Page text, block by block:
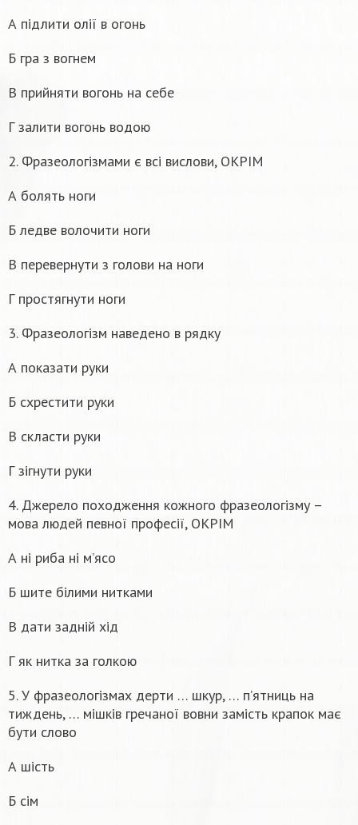
А підлити олії в огонь
Б гра з вогнем
В прийняти вогонь на себе
Г залити вогонь водою
2. Фразеологізмами є всі вислови, ОКРІМ
А болять ноги
Б ледве волочити ноги
В перевернути з голови на ноги
Г простягнути ноги
3. Фразеологізм наведено в рядку
А показати руки
Б схрестити руки
В скласти руки
Г зігнути руки
4. Джерело походження кожного фразеологізму –
мова людей певної професії, ОКРІМ
А ні риба ні м’ясо
Б шите білими нитками
В дати задній хід
Г як нитка за голкою
5. У фразеологізмах дерти … шкур, … п’ятниць на
тиждень, … мішків гречаної вовни замість крапок має
бути слово
А шість
Б сім